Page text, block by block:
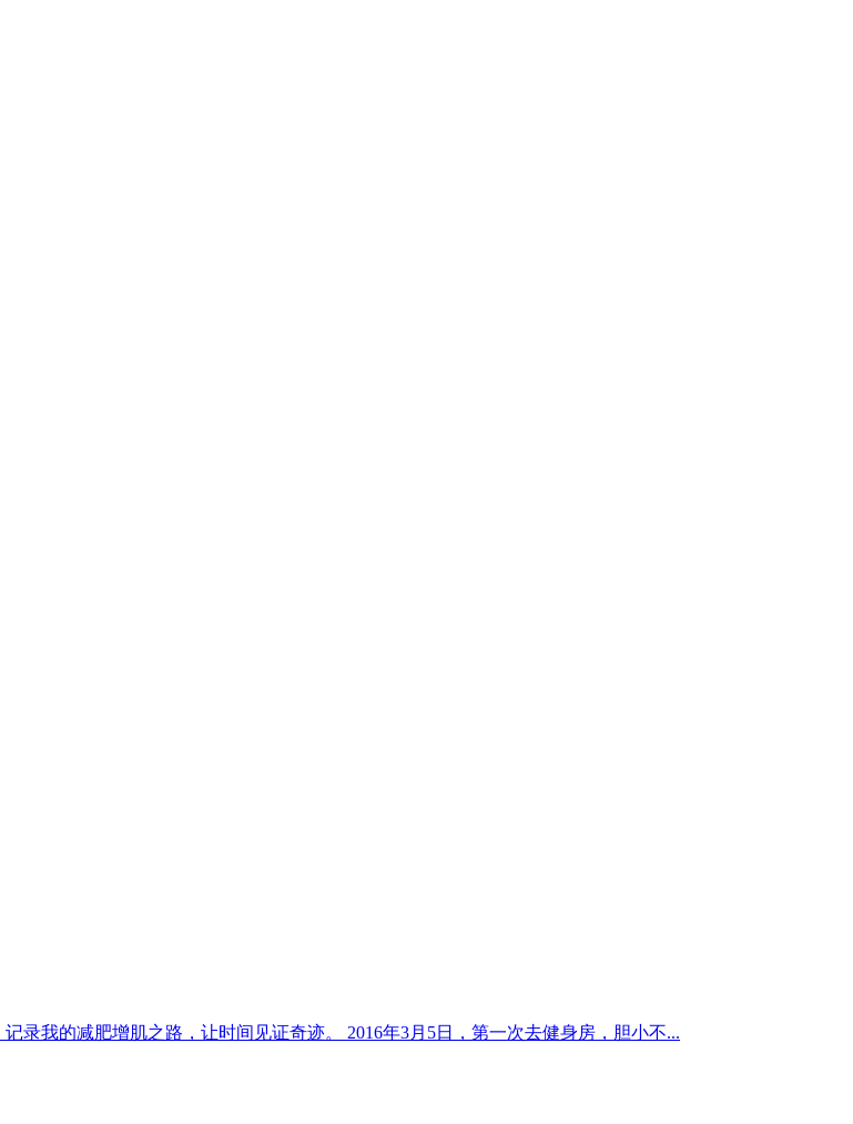
录我的减肥增肌之路，让时间见证奇迹。 2016年3月5日，第一次去健身房，胆小不...